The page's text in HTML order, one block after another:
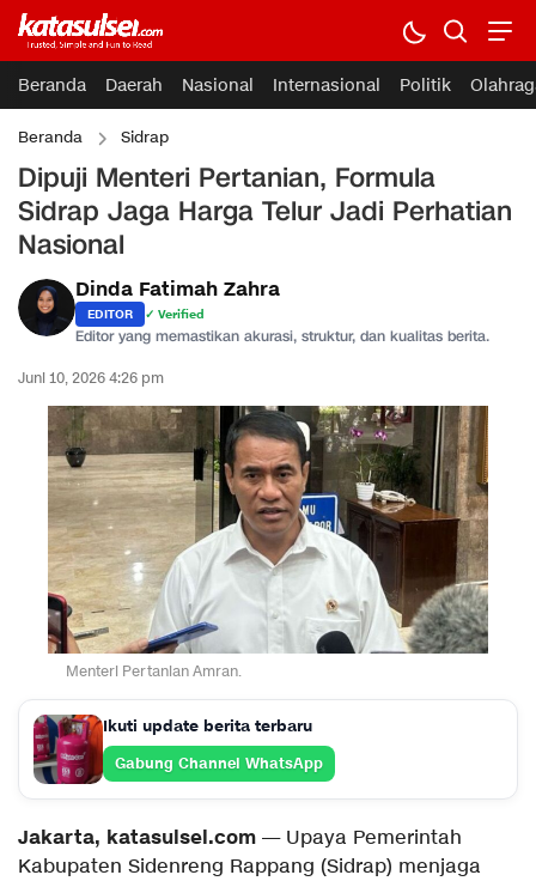
Beranda Daerah Nasional Internasional Politik
Beranda Sidrap
Dipuji Menteri Pertanian, Formula
Sidrap Jaga Harga Telur Jadi Perhatian
Nasional
Dinda Fatimah Zahra
EDITOR ✓ Verified
Editor yang memastikan akurasi, struktur, dan kualitas berita.
Juni 10, 2026 4:26 pm
Menteri Pertanian Amran.
Ikuti update berita terbaru
Gabung Channel WhatsApp
Jakarta, katasulsel.com — Upaya Pemerintah
Kabupaten Sidenreng Rappang (Sidrap) menjaga